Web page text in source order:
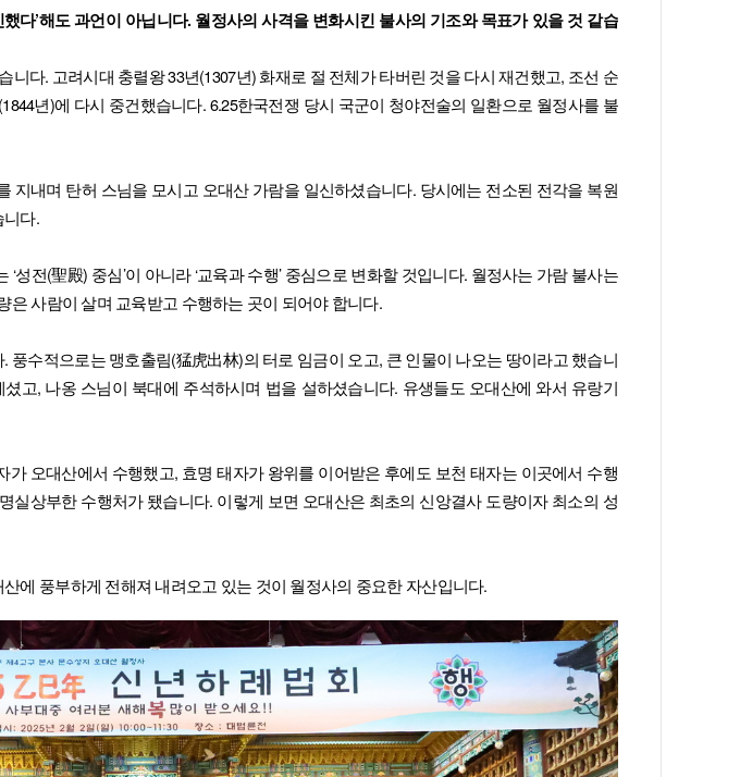
다’해도 과언이 아닙니다. 월정사의 사격을 변화시킨 불사의 기조와 목표가 있을 것 같습
니다. 고려시대 충렬왕 33년(1307년) 화재로 절 전체가 타버린 것을 다시 재건했고, 조선 순
년)에 다시 중건했습니다. 6.25한국전쟁 당시 국군이 청야전술의 일환으로 월정사를 불
지내며 탄허 스님을 모시고 오대산 가람을 일신하셨습니다. 당시에는 전소된 전각을 복원
다.
성전(聖殿) 중심’이 아니라 ‘교육과 수행’ 중심으로 변화할 것입니다. 월정사는 가람 불사는
사람이 살며 교육받고 수행하는 곳이 되어야 합니다.
풍수적으로는 맹호출림(猛虎出林)의 터로 임금이 오고, 큰 인물이 나오는 땅이라고 했습니
고, 나옹 스님이 북대에 주석하시며 법을 설하셨습니다. 유생들도 오대산에 와서 유랑기
가 오대산에서 수행했고, 효명 태자가 왕위를 이어받은 후에도 보천 태자는 이곳에서 수행
실상부한 수행처가 됐습니다. 이렇게 보면 오대산은 최초의 신앙결사 도량이자 최소의 성
에 풍부하게 전해져 내려오고 있는 것이 월정사의 중요한 자산입니다.